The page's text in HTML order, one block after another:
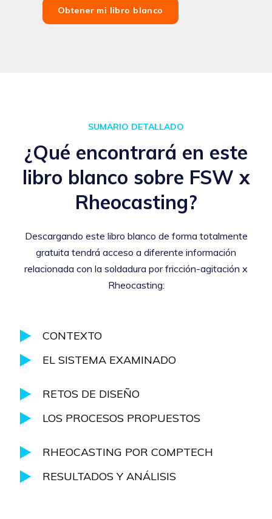
SUMARIO DETALLADO
¿Qué encontrará en este
libro blanco sobre FSW x
Rheocasting?
Descargando este libro blanco de forma totalmente
gratuita tendrá acceso a diferente información
relacionada con la soldadura por fricción-agitación x
Rheocasting:
CONTEXTO
EL SISTEMA EXAMINADO
RETOS DE DISEÑO
LOS PROCESOS PROPUESTOS
RHEOCASTING POR COMPTECH
RESULTADOS Y ANÁLISIS